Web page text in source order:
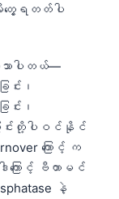
မိုတွေ့ရတတ်ပါ
သာပါတယ်—
ြင်း၊
င်း၊
င်းတို့ပါဝင်နိုင်
ကြောင့် က
ောင့် ဗီတာမင်
နဲ့